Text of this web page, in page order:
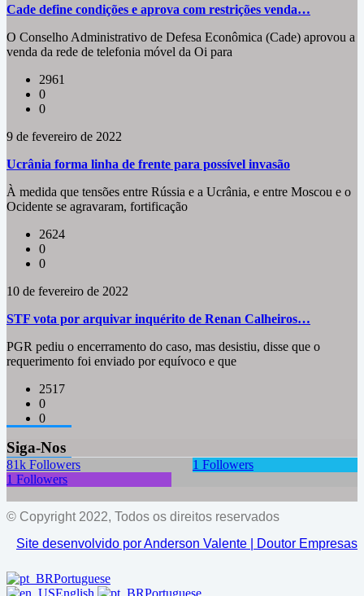
Cade define condições e aprova com restrições venda…
O Conselho Administrativo de Defesa Econômica (Cade) aprovou a
venda da rede de telefonia móvel da Oi para
2961
0
0
9 de fevereiro de 2022
Ucrânia forma linha de frente para possível invasão
À medida que tensões entre Rússia e a Ucrânia, e entre Moscou e o
Ocidente se agravaram, fortificação
2624
0
0
10 de fevereiro de 2022
STF vota por arquivar inquérito de Renan Calheiros…
PGR pediu o encerramento do caso, mas desistiu, disse que o
requerimento foi enviado por equívoco e que
2517
0
0
Siga-Nos
81k Followers 1 Followers
1 Followers
© Copyright 2022, Todos os direitos reservados
Site desenvolvido por Anderson Valente | Doutor Empresas
Portuguese
English
Portuguese